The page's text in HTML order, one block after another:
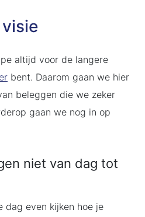
altijd voor de langere
bent. Daarom gaan we hier
beleggen die we zeker
gaan we nog in op
niet van dag tot
dag even kijken hoe je